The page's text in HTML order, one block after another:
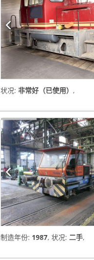
状况: 非常好（已使用） ,
制造年份: 1987, 状况: 二手,